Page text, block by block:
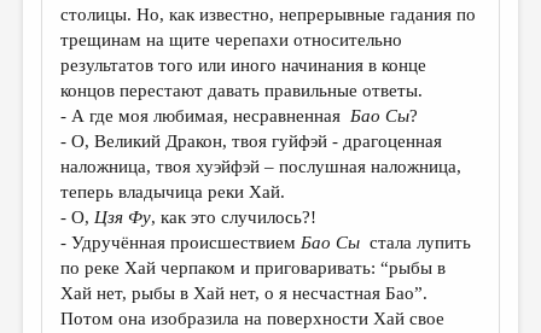
столицы. Но, как известно, непрерывные гадания по
трещинам на щите черепахи относительно
результатов того или иного начинания в конце
концов перестают давать правильные ответы.
- А где моя любимая, несравненная Бао Сы?
- O, Великий Дракон, твоя гуйфэй - драгоценная
наложница, твоя хуэйфэй – послушная наложница,
теперь владычица реки Хай.
- O, Цзя Фу, как это случилось?!
- Удручённая происшествием Бао Сы стала лупить
по реке Хай черпаком и приговаривать: “рыбы в
Хай нет, рыбы в Хай нет, о я несчастная Бао”.
Потом она изобразила на поверхности Хай свое